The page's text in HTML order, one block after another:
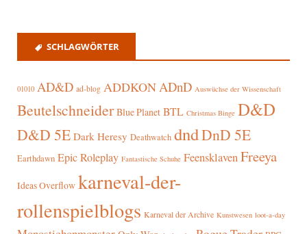
SCHLAGWÖRTER
01010 AD&D ad-blog ADDKONADnD Auswüchse der Wissenschaft
Beutelschneider Blue Planet BTL Christmas Binge D&D
D&D 5E Dark Heresy Deathwatch dndDnD 5E
Earthdawn Epic Roleplay Fantastische Schuhe FeensklavenFreeya
Ideas Overflow karneval-der-
rollenspielblogs Karneval der Archive Kunstwesen loot-a-day